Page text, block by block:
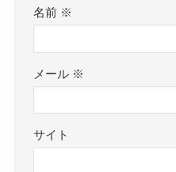
名前 ※
メール ※
サイト